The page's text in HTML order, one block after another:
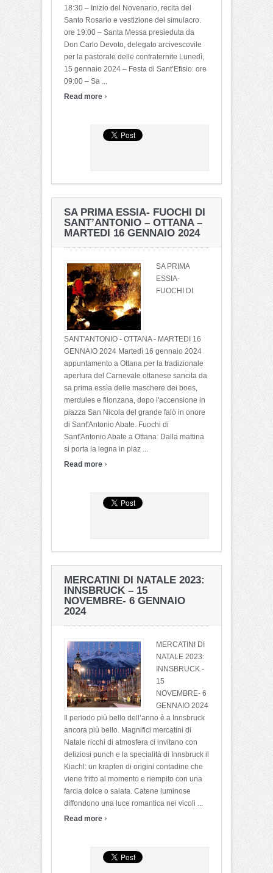
18:30 – Inizio del Novenario, recita del
Santo Rosario e vestizione del simulacro.
ore 19:00 – Santa Messa presieduta da
Don Carlo Devoto, delegato arcivescovile
per la pastorale delle confraternite Lunedì,
15 gennaio 2024 – Festa di Sant’Efisio: ore
09:00 – Sa ...
Read more ›
SA PRIMA ESSIA- FUOCHI DI
SANT’ANTONIO – OTTANA –
MARTEDI 16 GENNAIO 2024
SA PRIMA
ESSIA-
FUOCHI DI
SANT'ANTONIO - OTTANA - MARTEDI 16
GENNAIO 2024 Martedì 16 gennaio 2024
appuntamento a Ottana per la tradizionale
apertura del Carnevale ottanese sancita da
sa prima essìa delle maschere dei boes,
merdules e filonzana, dopo l'accensione in
piazza San Nicola del grande falò in onore
di Sant'Antonio Abate. Fuochi di
Sant'Antonio Abate a Ottana: Dalla mattina
si porta la legna in piaz ...
Read more ›
MERCATINI DI NATALE 2023:
INNSBRUCK – 15
NOVEMBRE- 6 GENNAIO
2024
MERCATINI DI
NATALE 2023:
INNSBRUCK -
15
NOVEMBRE- 6
GENNAIO 2024
Il periodo più bello dell’anno è a Innsbruck
ancora più bello. Magnifici mercatini di
Natale ricchi di atmosfera ci invitano con
deliziosi punch e la specialità di Innsbruck il
Kiachl: un krapfen di origini contadine che
viene fritto al momento e riempito con una
farcia dolce o salata. Catene luminose
diffondono una luce romantica nei vicoli ...
Read more ›